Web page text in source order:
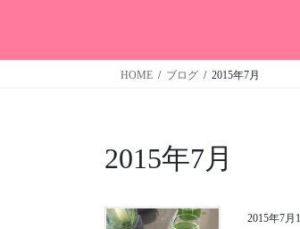
HOME ブログ 2015年7月
2015年7月
2015年7月